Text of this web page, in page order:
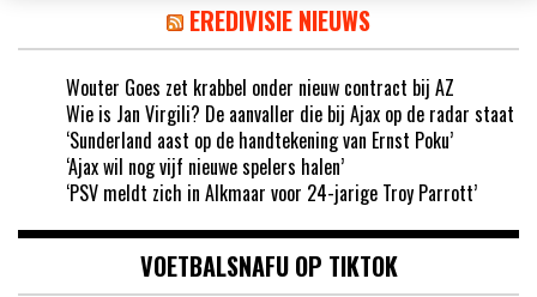
EREDIVISIE NIEUWS
Wouter Goes zet krabbel onder nieuw contract bij AZ
Wie is Jan Virgili? De aanvaller die bij Ajax op de radar staat
‘Sunderland aast op de handtekening van Ernst Poku’
‘Ajax wil nog vijf nieuwe spelers halen’
‘PSV meldt zich in Alkmaar voor 24-jarige Troy Parrott’
VOETBALSNAFU OP TIKTOK